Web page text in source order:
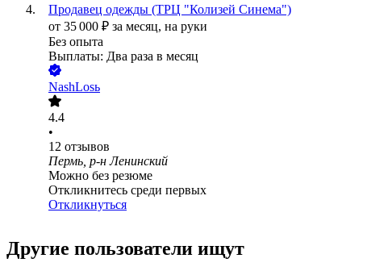
Продавец одежды (ТРЦ "Колизей Синема")
от 35 000 ₽ за месяц, на руки
Без опыта
Выплаты: Два раза в месяц
NashLosь
4.4
•
12 отзывов
Пермь, р-н Ленинский
Можно без резюме
Откликнитесь среди первых
Откликнуться
Другие пользователи ищут